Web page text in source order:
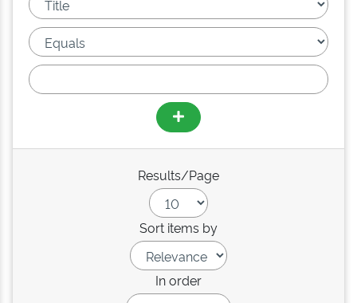
Results/Page
Sort items by
In order